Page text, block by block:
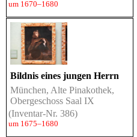
um 1670–1680
Bildnis eines jungen Herrn
München, Alte Pinakothek,
Obergeschoss Saal IX
(Inventar-Nr. 386)
um 1675–1680